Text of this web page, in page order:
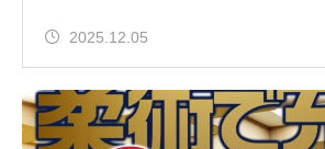
2025.12.05